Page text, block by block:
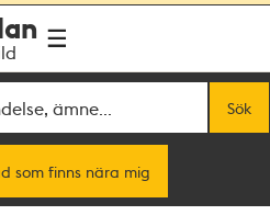
Sök
som finns nära mig